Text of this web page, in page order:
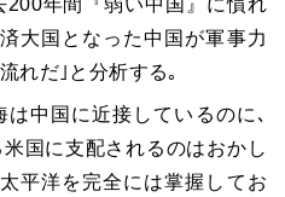
200年間『弱い中国』に慣れ
大国となった中国が軍事力
れだ｣と分析する｡
中国に近接しているのに､
国に支配されるのはおかし
平洋を完全には掌握してお